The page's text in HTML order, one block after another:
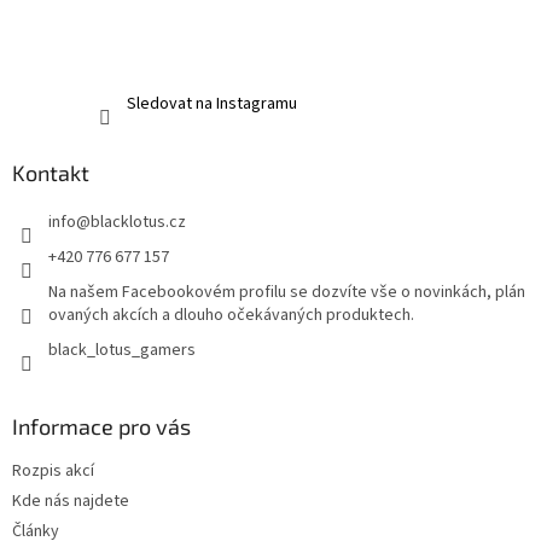
Sledovat na Instagramu
Kontakt
info@blacklotus.cz
+420 776 677 157
Na našem Facebookovém profilu se dozvíte vše o novinkách, plán
ovaných akcích a dlouho očekávaných produktech.
black_lotus_gamers
Informace pro vás
Rozpis akcí
Kde nás najdete
Články